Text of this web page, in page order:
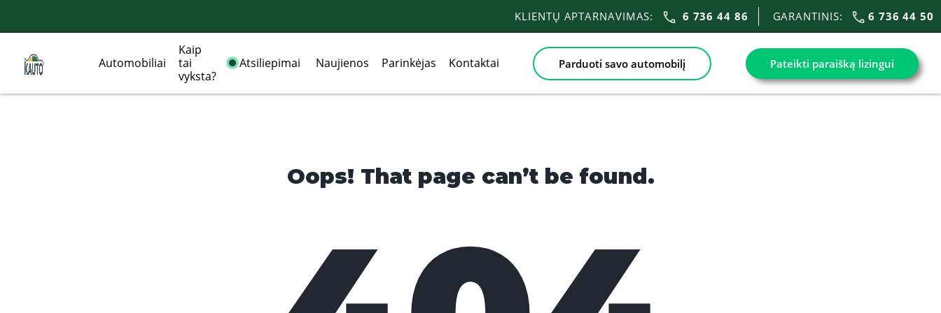
KLIENTŲ APTARNAVIMAS: 6 736 44 86 GARANTINIS: 6 736 44 50
Automobiliai
Kaip
tai
vyksta?
Atsiliepimai Naujienos Parinkėjas Kontaktai Parduoti savo automobilį Pateikti paraišką lizingui
Oops! That page can’t be found.